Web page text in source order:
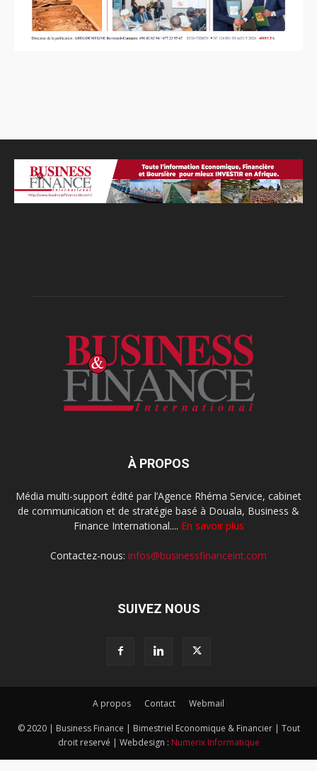
À PROPOS
Média multi-support édité par l’Agence Rhéma Service, cabinet
de communication et de stratégie basé à Douala, Business &
Finance International.... En savoir plus
Contactez-nous: infos@businessfinanceint.com
SUIVEZ NOUS
A propos Contact Webmail
© 2020 | Business Finance | Bimestriel Economique & Financier | Tout
droit reservé | Webdesign : Numerix Informatique